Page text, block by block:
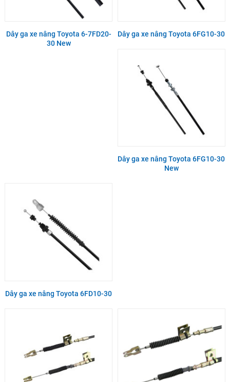
Dây ga xe nâng Toyota 6-7FD20-
30 New
Dây ga xe nâng Toyota 6FG10-30
Dây ga xe nâng Toyota 6FG10-30
New
Dây ga xe nâng Toyota 6FD10-30